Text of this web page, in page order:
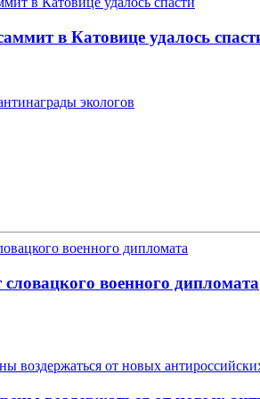
в Катовице удалось
экологов
военного дипломата